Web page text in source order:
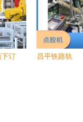
发展
设备研发突
破
下订
昌平铁路轨